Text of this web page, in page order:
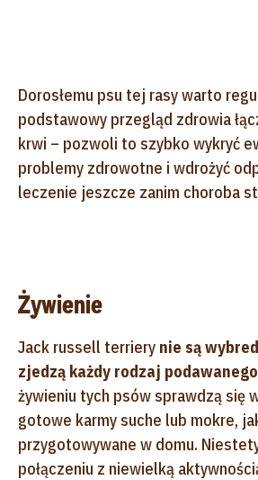
Dorosłemu psu tej rasy warto
podstawowy przegląd zdrowia
krwi – pozwoli to szybko wykryć
problemy zdrowotne i wdrożyć
leczenie jeszcze zanim choroba
Żywienie
Jack russell terriery nie są
zjedzą każdy rodzaj
żywieniu tych psów sprawdzą się
gotowe karmy suche lub mokre,
przygotowywane w domu.
połączeniu z niewielką